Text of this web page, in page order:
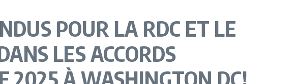
POUR LA RDC ET LE
LES ACCORDS
2025 À WASHINGTON DC!